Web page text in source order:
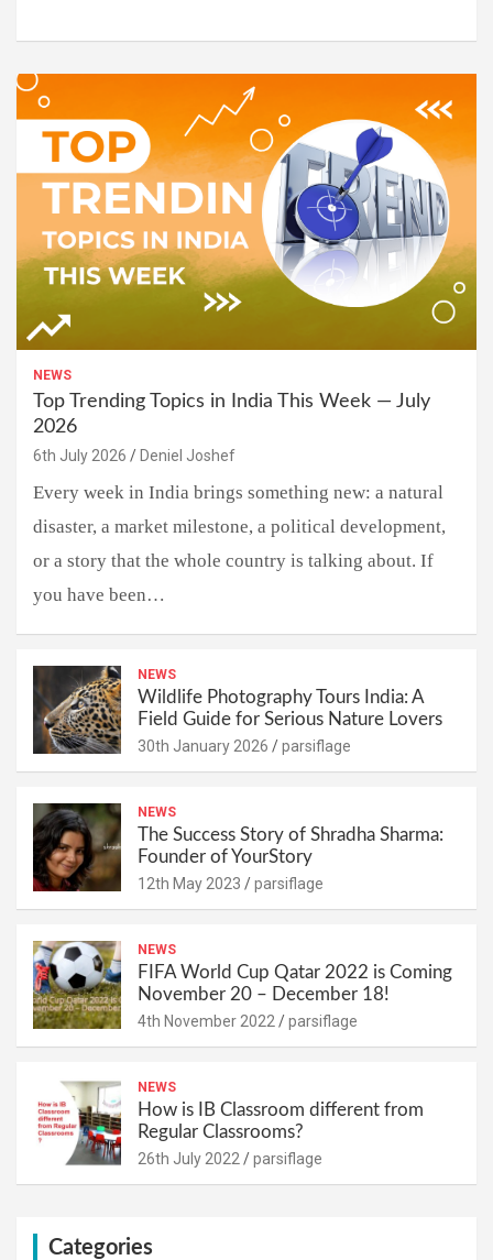
NEWS
Top Trending Topics in India This Week — July
2026
6th July 2026 Deniel Joshef
Every week in India brings something new: a natural
disaster, a market milestone, a political development,
or a story that the whole country is talking about. If
you have been…
NEWS
Wildlife Photography Tours India: A
Field Guide for Serious Nature Lovers
30th January 2026 parsiflage
NEWS
The Success Story of Shradha Sharma:
Founder of YourStory
12th May 2023 parsiflage
NEWS
FIFA World Cup Qatar 2022 is Coming
November 20 – December 18!
4th November 2022 parsiflage
NEWS
How is IB Classroom different from
Regular Classrooms?
26th July 2022 parsiflage
Categories